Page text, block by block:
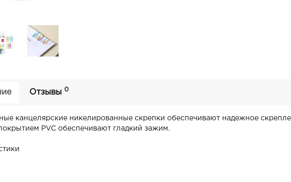
Отзывы 0
канцелярские никелированные скрепки обеспечивают надежное
PVC обеспечивают гладкий зажим.